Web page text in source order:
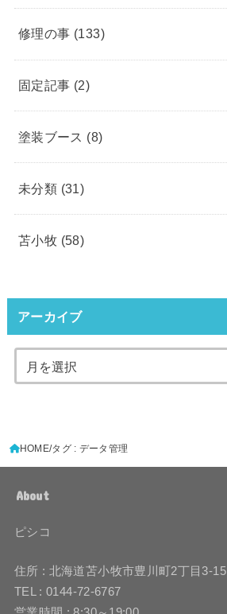
修理の事 (133)
固定記事 (2)
塗装ブース (8)
未分類 (31)
苫小牧 (58)
アーカイブ
HOME タグ : データ管理
About
ピシコ
住所 : 北海道苫小牧市豊川町2丁目3-15
TEL : 0144-72-6767